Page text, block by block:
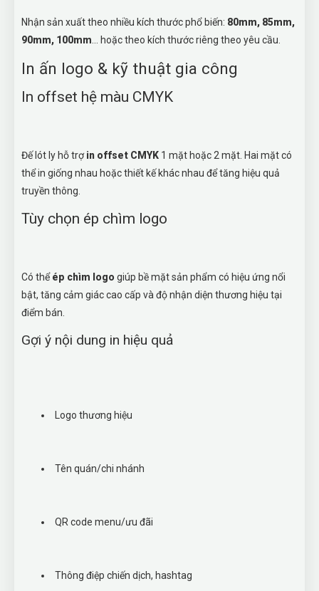
Nhận sản xuất theo nhiều kích thước phổ biến: 80mm, 85mm,
90mm, 100mm ... hoặc theo kích thước riêng theo yêu cầu.
In ấn logo & kỹ thuật gia công
In offset hệ màu CMYK
Đế lót ly hỗ trợin offset CMYK 1 mặt hoặc 2 mặt. Hai mặt có
thể in giống nhau hoặc thiết kế khác nhau để tăng hiệu quả
truyền thông.
Tùy chọn ép chìm logo
Có thểép chìm logo giúp bề mặt sản phẩm có hiệu ứng nổi
bật, tăng cảm giác cao cấp và độ nhận diện thương hiệu tại
điểm bán.
Gợi ý nội dung in hiệu quả
Logo thương hiệu
Tên quán/chi nhánh
QR code menu/ưu đãi
Thông điệp chiến dịch, hashtag